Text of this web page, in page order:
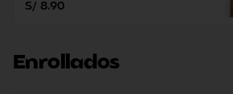
S/ 8.90
Enrollados